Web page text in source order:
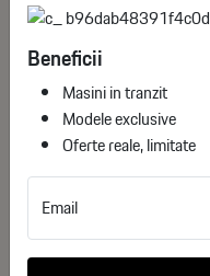
Airbag-uri cap fata
Airbag lateral sofer si
Isofix
ADDITIONAL
Beneficii
Masini in tranzit
Modele exclusive
Oferte reale, limitate
Email